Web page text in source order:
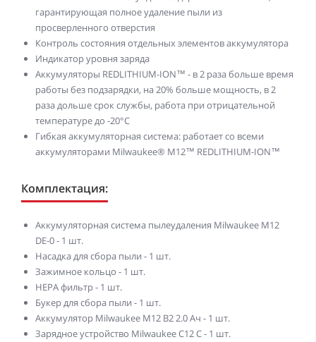
гарантирующая полное удаление пыли из
просверленного отверстия
Контроль состояния отдельных элементов аккумулятора
Индикатор уровня заряда
Аккумуляторы REDLITHIUM-ION™ - в 2 раза больше время
работы без подзарядки, на 20% больше мощность, в 2
раза дольше срок службы, работа при отрицательной
температуре до -20°С
Гибкая аккумуляторная система: работает со всеми
аккумуляторами Milwaukee® M12™ REDLITHIUM-ION™
Комплектация:
Аккумуляторная система пылеудаления Milwaukee M12
DE-0 - 1 шт.
Насадка для сбора пыли - 1 шт.
Зажимное кольцо - 1 шт.
HEPA фильтр - 1 шт.
Букер для сбора пыли - 1 шт.
Аккумулятор Milwaukee M12 B2 2.0 Ач - 1 шт.
Зарядное устройство Milwaukee C12 C - 1 шт.